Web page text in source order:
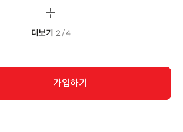
더보기 2 / 4
가입하기